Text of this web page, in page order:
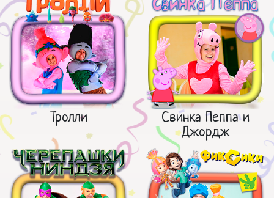
Тролли
Свинка Пеппа и
Джордж